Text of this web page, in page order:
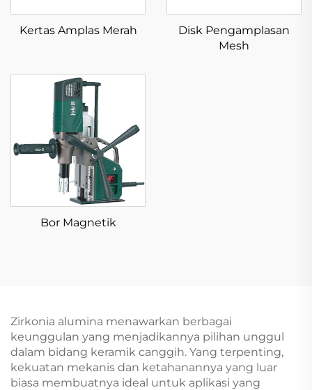
Kertas Amplas Merah
Disk Pengamplasan
Mesh
Bor Magnetik
Zirkonia alumina menawarkan berbagai
keunggulan yang menjadikannya pilihan unggul
dalam bidang keramik canggih. Yang terpenting,
kekuatan mekanis dan ketahanannya yang luar
biasa membuatnya ideal untuk aplikasi yang